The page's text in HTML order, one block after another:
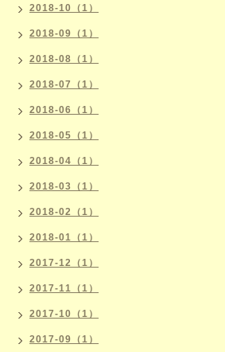
2018-10（1）
2018-09（1）
2018-08（1）
2018-07（1）
2018-06（1）
2018-05（1）
2018-04（1）
2018-03（1）
2018-02（1）
2018-01（1）
2017-12（1）
2017-11（1）
2017-10（1）
2017-09（1）